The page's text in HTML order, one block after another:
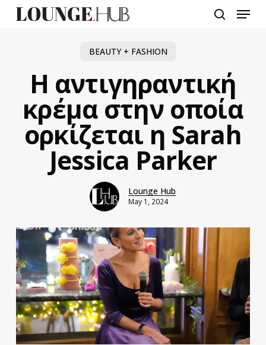
Menu
BEAUTY + FASHION
Η αντιγηραντική
κρέμα στην οποία
ορκίζεται η Sarah
Jessica Parker
Lounge Hub
May 1, 2024